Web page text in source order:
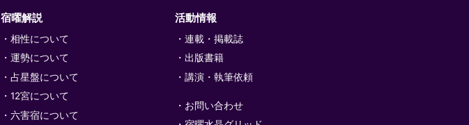
宿曜解説
相性について
運勢について
占星盤について
12宮について
六害宿について
活動情報
連載・掲載誌
出版書籍
講演・執筆依頼
お問い合わせ